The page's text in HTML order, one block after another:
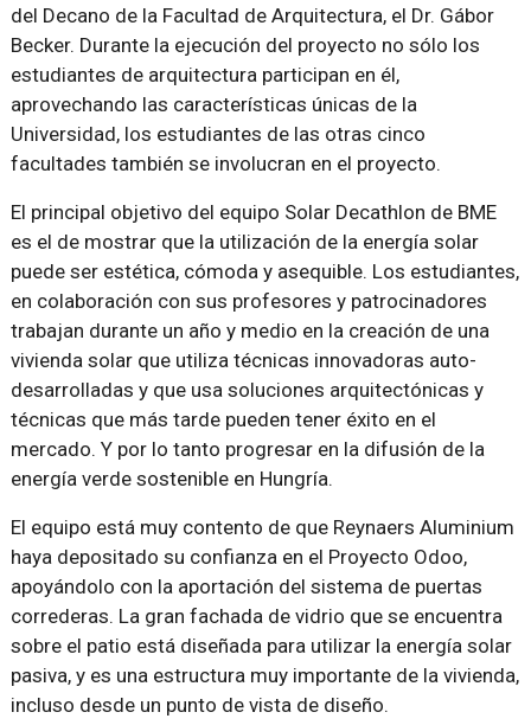
del Decano de la Facultad de Arquitectura, el Dr. Gábor
Becker. Durante la ejecución del proyecto no sólo los
estudiantes de arquitectura participan en él,
aprovechando las características únicas de la
Universidad, los estudiantes de las otras cinco
facultades también se involucran en el proyecto.
El principal objetivo del equipo Solar Decathlon de BME
es el de mostrar que la utilización de la energía solar
puede ser estética, cómoda y asequible. Los estudiantes,
en colaboración con sus profesores y patrocinadores
trabajan durante un año y medio en la creación de una
vivienda solar que utiliza técnicas innovadoras auto-
desarrolladas y que usa soluciones arquitectónicas y
técnicas que más tarde pueden tener éxito en el
mercado. Y por lo tanto progresar en la difusión de la
energía verde sostenible en Hungría.
El equipo está muy contento de que Reynaers Aluminium
haya depositado su confianza en el Proyecto Odoo,
apoyándolo con la aportación del sistema de puertas
correderas. La gran fachada de vidrio que se encuentra
sobre el patio está diseñada para utilizar la energía solar
pasiva, y es una estructura muy importante de la vivienda,
incluso desde un punto de vista de diseño.